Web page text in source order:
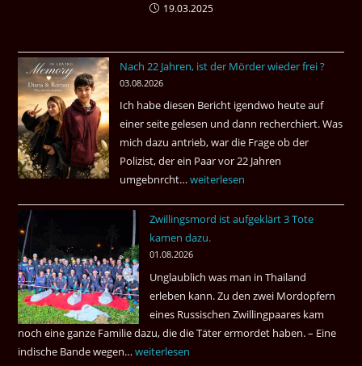
19.03.2025
Nach 22 Jahren, ist der Mörder wieder frei ?
03.08.2026
Ich habe diesen Bericht igendwo heute auf
einer seite gelesen und dann recherchiert. Was
mich dazu antrieb, war die Frage ob der
Polizist, der ein Paar vor 22 Jahren
umgebnrcht…Nach
Jahren,
ist
der
Mörder
wieder
frei
?
weiterlesen
Zwillingsmord ist aufgeklärt 3 Tote
kamen dazu.
01.08.2026
Unglaublich was man in Thailand
erleben kann. Zu den zwei Mordopfern
eines Russischen Zwillingpaares kam
noch eine ganze Familie dazu, die die Täter ermordet haben. – Eine
indische Bande wegen…Zwillingsmord
weiterlesen